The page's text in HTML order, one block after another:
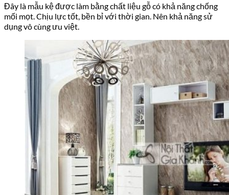
Đây là mẫu kệ được làm bằng chất liệu gỗ có khả năng chống
mối mọt. Chịu lực tốt, bền bỉ với thời gian. Nên khả năng sử
dụng vô cùng ưu việt.